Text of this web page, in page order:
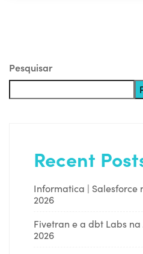
Pesquisar
Recent
Informatica | Salesforce
2026
Fivetran e a dbt Labs
2026